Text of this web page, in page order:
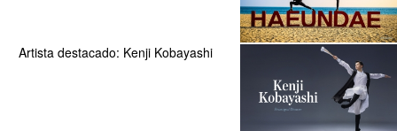
Artista destacado: Kenji Kobayashi